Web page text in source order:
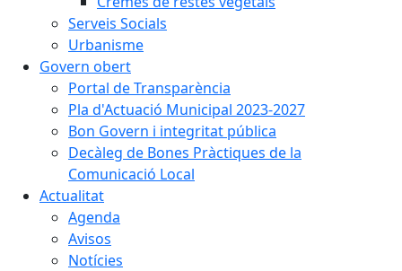
Serveis Socials
Urbanisme
Govern obert
Portal de Transparència
Pla d'Actuació Municipal 2023-2027
Bon Govern i integritat pública
Decàleg de Bones Pràctiques de la
Comunicació Local
Actualitat
Agenda
Avisos
Notícies